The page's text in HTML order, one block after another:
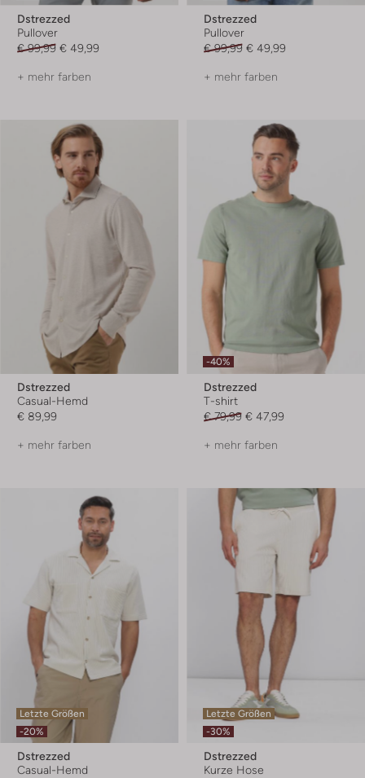
Dstrezzed
Pullover
€ 99,99 € 49,99
+ mehr farben
Dstrezzed
Pullover
€ 99,99 € 49,99
+ mehr farben
Dstrezzed
Casual-Hemd
€ 89,99
+ mehr farben
-40%
Dstrezzed
T-shirt
€ 79,99 € 47,99
+ mehr farben
Letzte Größen
-20%
Dstrezzed
Casual-Hemd
Letzte Größen
-30%
Dstrezzed
Kurze Hose